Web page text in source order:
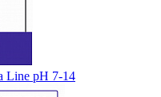
Line pH 7-14